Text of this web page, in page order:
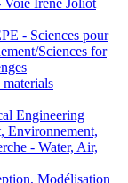
Irène Joliot
- Sciences pour
Sciences for
Engineering
- Water, Air,
Modélisation